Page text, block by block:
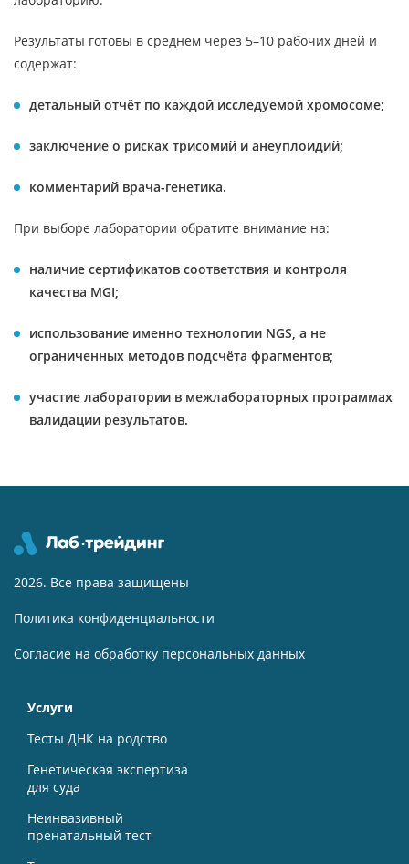
Результаты готовы в среднем через 5–10 рабочих дней и
содержат:
детальный отчёт по каждой исследуемой хромосоме;
заключение о рисках трисомий и анеуплоидий;
комментарий врача-генетика.
При выборе лаборатории обратите внимание на:
наличие сертификатов соответствия и контроля
качества MGI;
использование именно технологии NGS, а не
ограниченных методов подсчёта фрагментов;
участие лаборатории в межлабораторных программах
валидации результатов.
2026. Все права защищены
Политика конфиденциальности
Согласие на обработку персональных данных
Услуги
Тесты ДНК на родство
Генетическая экспертиза
для суда
Неинвазивный
пренатальный тест